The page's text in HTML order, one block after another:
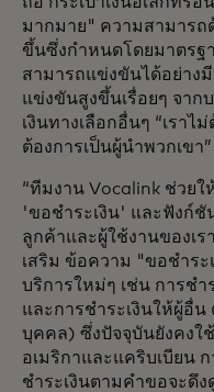
มากมาย" ความสามารถ
ขึ้นซึ่งกำหนดโดยมาตรฐ
สามารถแข่งขันได้อย่าง
แข่งขันสูงขึ้นเรื่อยๆ จาก
เงินทางเลือกอื่นๆ “เราไ
ต้องการเป็นผู้นำพวกเขา”
“ทีมงาน Vocalink ช่วยใ
'ขอชำระเงิน' และฟังก์
ลูกค้าและผู้ใช้งานของเร
เสริม ข้อความ "ขอชำระ
บริการใหม่ๆ เช่น การชำ
และการชำระเงินให้ผู้อื่
บุคคล) ซึ่งปัจจุบันยังคงใ
อเมริกาและแคริบเบียน
ชำระเงินตามคำขอจะดึ